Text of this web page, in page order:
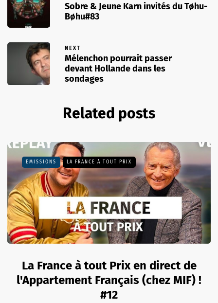
Sobre & Jeune Karn invités du Tøhu-
Bøhu#83
NEXT
Mélenchon pourrait passer
devant Hollande dans les
sondages
Related posts
EMISSIONS LA FRANCE À TOUT PRIX
La France à tout Prix en direct de
l'Appartement Français (chez MIF) !
#12